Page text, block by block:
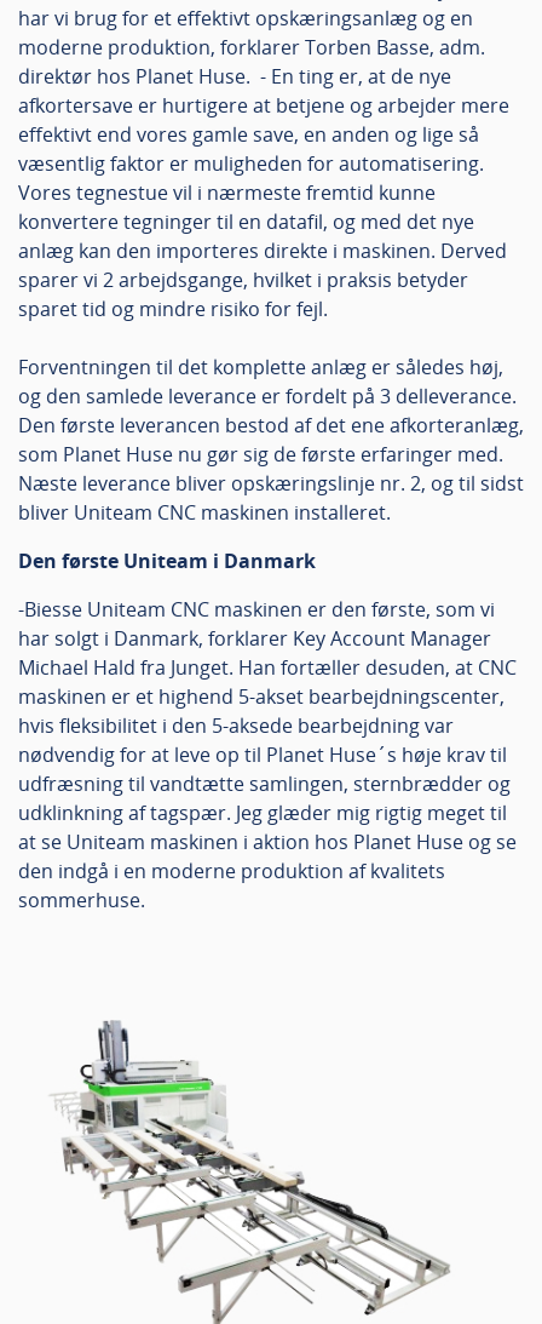
har vi brug for et effektivt opskæringsanlæg og en
moderne produktion, forklarer Torben Basse, adm.
direktør hos Planet Huse. - En ting er, at de nye
afkortersave er hurtigere at betjene og arbejder mere
effektivt end vores gamle save, en anden og lige så
væsentlig faktor er muligheden for automatisering.
Vores tegnestue vil i nærmeste fremtid kunne
konvertere tegninger til en datafil, og med det nye
anlæg kan den importeres direkte i maskinen. Derved
sparer vi 2 arbejdsgange, hvilket i praksis betyder
sparet tid og mindre risiko for fejl.
Forventningen til det komplette anlæg er således høj,
og den samlede leverance er fordelt på 3 delleverance.
Den første leverancen bestod af det ene afkorteranlæg,
som Planet Huse nu gør sig de første erfaringer med.
Næste leverance bliver opskæringslinje nr. 2, og til sidst
bliver Uniteam CNC maskinen installeret.
Den første Uniteam i Danmark
-Biesse Uniteam CNC maskinen er den første, som vi
har solgt i Danmark, forklarer Key Account Manager
Michael Hald fra Junget. Han fortæller desuden, at CNC
maskinen er et highend 5-akset bearbejdningscenter,
hvis fleksibilitet i den 5-aksede bearbejdning var
nødvendig for at leve op til Planet Huse´s høje krav til
udfræsning til vandtætte samlingen, sternbrædder og
udklinkning af tagspær. Jeg glæder mig rigtig meget til
at se Uniteam maskinen i aktion hos Planet Huse og se
den indgå i en moderne produktion af kvalitets
sommerhuse.